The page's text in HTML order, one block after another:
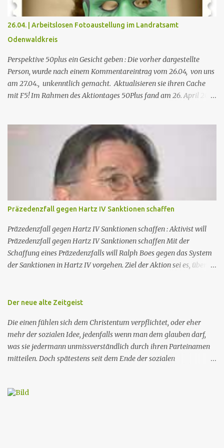
Anspruch zu nehmen." Ralph Boes strebt an, das in jeder Weise
grundgesetzwidrige Sanktionssystem in Hartz IV über eine
Verfassungsbeschwerde in Karlsruhe zu stoppen. Hierzu hat er
begonnen, den dafür notwendigen Präzedenzfall zu schaffen,
indem er sich selbstoffen in die Schusslinie aller Sanktionen st...
26.04. | Arbeitslosen Fotoaustellung im Landratsamt
Odenwaldkreis
Perspektive 50plus ein Gesicht geben : Die vorher dargestellte
Person, wurde nach einem Kommentareintrag vom 26.04, von uns
am 27.04., unkenntlich gemacht. Aktualisieren sie ihren Cache
mit F5! Im Rahmen des Aktiontages 50Plus fand am 26. April 2012
Bundesprogrammes Perspektive 50 Plus ausgestellt. Die
Vernissage wurde am 26.April durch Landrat Dietrich Kübler
eröffnet und durch szenische Bilder des Theaterprojekts "Job Act
to Connect Odenwaldkreis" untermalt. Hier unsere kleine
Fotoaustellung zum Thema:
Präzedenzfall gegen Hartz IV Sanktionen schaffen
Präzedenzfall gegen Hartz IV Sanktionen schaffen : Aktivist will
Präzedenzfall gegen Hartz IV Sanktionen schaffen Mit der
Schaffung eines Präzedenzfalls will Ralph Boes gegen das System
der Sanktionen in Hartz IV vorgehen. Ziel der Aktion sei es, über
stoppen. Dafür hat sich Boes selbst in die Schusslinie des
Bundespräsidenten, der Bundeskanzlerin, der
Bundesarbeitsministerin sowie an die Chefetage des für Boes
zuständigen Jobcenters begründet der erwerbslose Aktivist seine
Aktion. So schreibt Boes u.a.: "Ab heute widerstehe ich offen jeder
auferlegte Regeln zu befolgen. Auch die durch die Wirklichkeit
Der neue alte Zeitgeist
Die einen fühlen sich dem Christentum verpflichtet, oder eher
mehr der sozialen Idee, jedenfalls wenn man dem glauben darf,
was sie jedermann unmissverständlich durch ihren Parteinamen
mitteilen. Doch spätestens seit dem Ende der sozialen
macht einer ganz anderen Gesinnung Platz und von Zeit zu Zeit